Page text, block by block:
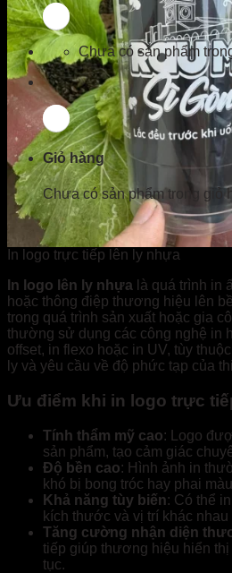
Chưa có sản phẩm
Giỏ hàng
Chưa có sản phẩm trong giỏ
In logo trực tiếp lên ly nhựa
In logo lên ly nhựa là quá trình in
hoặc thông điệp thương hiệu lên
trong quá trình sản xuất hoặc gia
thường sử dụng các công nghệ in
offset, in flexo hoặc in UV, tùy
ly và yêu cầu về độ phức tạp của
Ưu điểm khi in logo trực
Tính thẩm mỹ cao: Logo
sản phẩm, tạo cảm giác
Độ bền cao: Hình ảnh in
khó bị bong tróc hay phai
Khả năng tùy biến: Có thể
kích thước và vị trí khác nhau
Tăng cường nhận diện
tiếp giúp thương hiệu hiển
tục.